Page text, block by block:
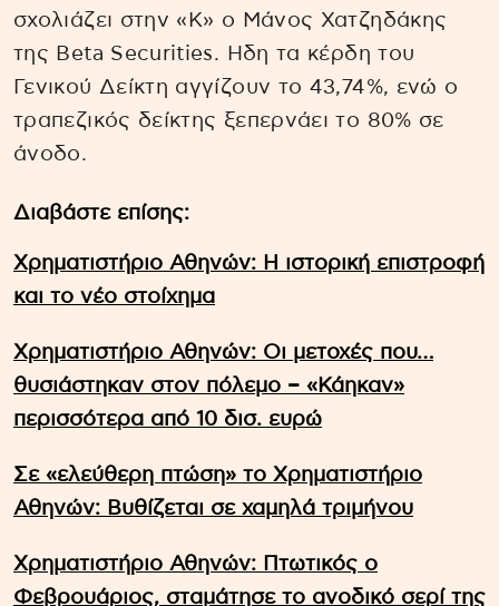
σχολιάζει στην «Κ» ο Μάνος Χατζηδάκης
της Beta Securities. Ηδη τα κέρδη του
Γενικού Δείκτη αγγίζουν το 43,74%, ενώ ο
τραπεζικός δείκτης ξεπερνάει το 80% σε
άνοδο.
Διαβάστε επίσης:
Χρηματιστήριο Αθηνών: Η ιστορική επιστροφή
και το νέο στοίχημα
Χρηματιστήριο Αθηνών: Οι μετοχές που…
θυσιάστηκαν στον πόλεμο – «Κάηκαν»
περισσότερα από 10 δισ. ευρώ
Σε «ελεύθερη πτώση» το Χρηματιστήριο
Αθηνών: Βυθίζεται σε χαμηλά τριμήνου
Χρηματιστήριο Αθηνών: Πτωτικός ο
Φεβρουάριος, σταμάτησε το ανοδικό σερί της